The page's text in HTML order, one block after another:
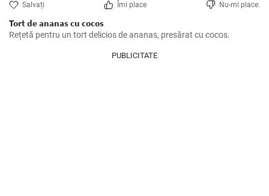
Salvați Îmi place Nu-mi place.
Tort de ananas cu cocos
Rețetă pentru un tort delicios de ananas, presărat cu cocos.
PUBLICITATE